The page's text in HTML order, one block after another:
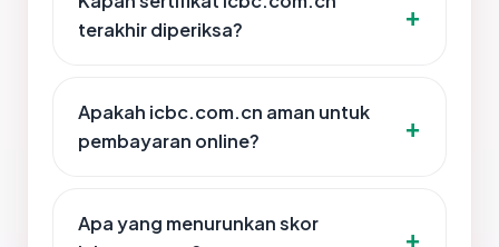
terakhir diperiksa?
Apakah icbc.com.cn aman untuk
pembayaran online?
Apa yang menurunkan skor